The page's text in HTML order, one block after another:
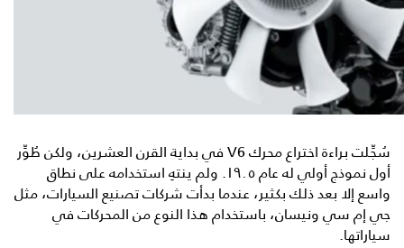
سُجِّلت براءة اختراع محرك V6 في بداية القرن العشرين، ولكن طُوِّر
أول نموذج أولي له عام ١٩٠٥. ولم ينتهِ استخدامه على نطاق
واسع إلا بعد ذلك بكثير، عندما بدأت شركات تصنيع السيارات، مثل
جي إم سي ونيسان، باستخدام هذا النوع من المحركات في
سياراتها.